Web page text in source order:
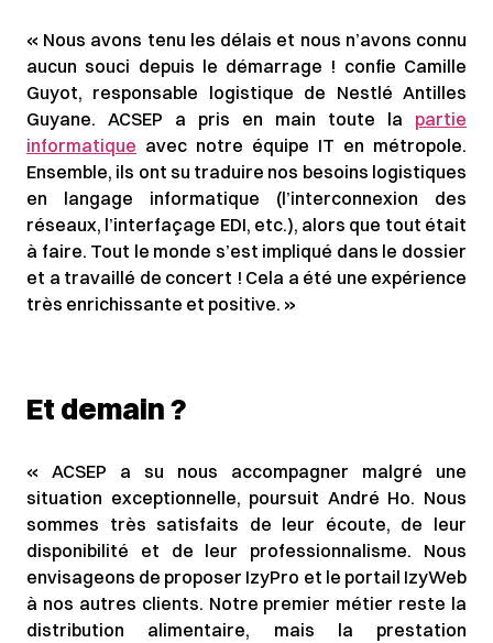
« Nous avons tenu les délais et nous n’avons connu
aucun souci depuis le démarrage ! confie Camille
Guyot, responsable logistique de Nestlé Antilles
Guyane. ACSEP a pris en main toute la partie
informatique avec notre équipe IT en métropole.
Ensemble, ils ont su traduire nos besoins logistiques
en langage informatique (l’interconnexion des
réseaux, l’interfaçage EDI, etc.), alors que tout était
à faire. Tout le monde s’est impliqué dans le dossier
et a travaillé de concert ! Cela a été une expérience
très enrichissante et positive. »
Et demain ?
« ACSEP a su nous accompagner malgré une
situation exceptionnelle, poursuit André Ho. Nous
sommes très satisfaits de leur écoute, de leur
disponibilité et de leur professionnalisme. Nous
envisageons de proposer IzyPro et le portail IzyWeb
à nos autres clients. Notre premier métier reste la
distribution alimentaire, mais la prestation